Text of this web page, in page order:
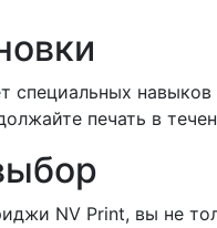
специальных
печать в
NV Print, вы не